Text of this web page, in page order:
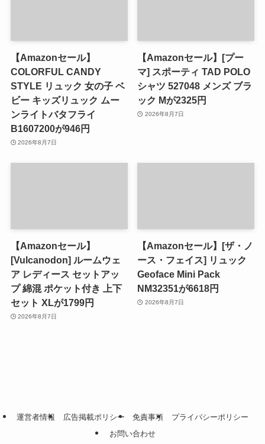
【Amazonセール】
COLORFUL CANDY
STYLE リュック 女の子 ベ
ビー キッズリュック ムー
ンライトバタフライ
B1607200が946円
2026年8月7日
【Amazonセール】[プー
マ] スポーティ TAD POLO
シャツ 527048 メンズ ブラ
ック Mが2325円
2026年8月7日
【Amazonセール】
[Vulcanodon] ルームウェ
ア レディース セットアッ
プ 綿混 ポケット付き 上下
セット XLが1799円
2026年8月7日
【Amazonセール】[ザ・ノ
ース・フェイス] リュック
Geoface Mini Pack
NM32351が6618円
2026年8月7日
運営者情報 広告掲載ポリシー 免責事項
プライバシーポリシー
お問い合わせ